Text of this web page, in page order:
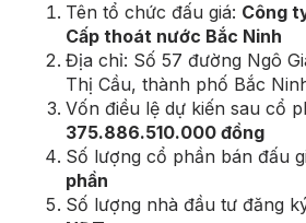
Tên tổ chức đấu giá: Công
Cấp thoát nước Bắc Ninh
Địa chỉ: Số 57 đường Ngô
Thị Cầu, thành phố Bắc
Vốn điều lệ dự kiến sau cổ
375.886.510.000 đồng
Số lượng cổ phần bán đấu
phần
Số lượng nhà đầu tư đăng